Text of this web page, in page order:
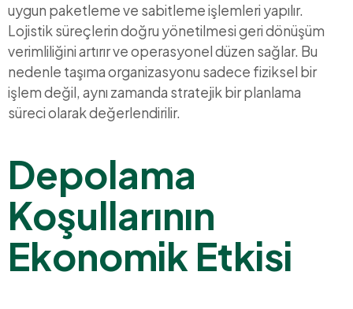
uygun paketleme ve sabitleme işlemleri yapılır.
Lojistik süreçlerin doğru yönetilmesi geri dönüşüm
verimliliğini artırır ve operasyonel düzen sağlar. Bu
nedenle taşıma organizasyonu sadece fiziksel bir
işlem değil, aynı zamanda stratejik bir planlama
süreci olarak değerlendirilir.
Depolama
Koşullarının
Ekonomik Etkisi